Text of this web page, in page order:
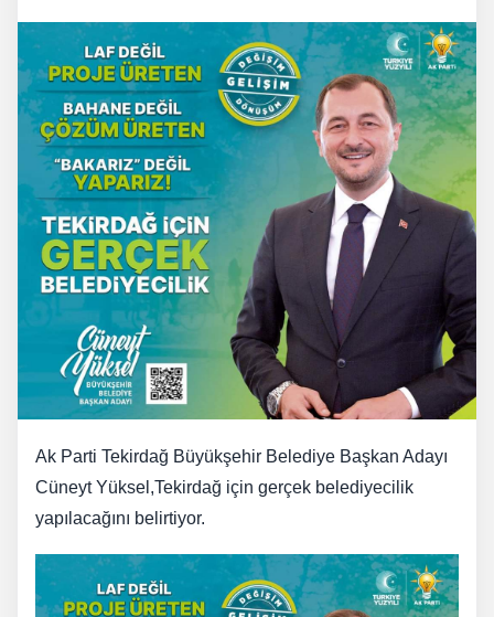
Ak Parti Tekirdağ Büyükşehir Belediye Başkan Adayı
Cüneyt Yüksel,Tekirdağ için gerçek belediyecilik
yapılacağını belirtiyor.